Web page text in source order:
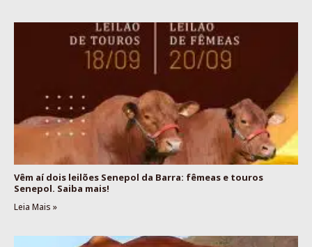
Vêm aí dois leilões Senepol da Barra: fêmeas e touros
Senepol. Saiba mais!
Leia Mais »